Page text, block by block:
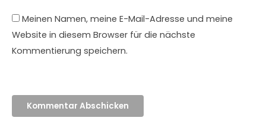
Meinen Namen, meine E-Mail-Adresse und meine
Website in diesem Browser für die nächste
Kommentierung speichern.